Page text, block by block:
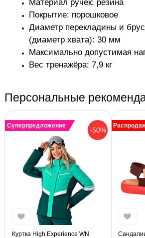
Покрытие: порошковое
Диаметр перекладины и
(диаметр хвата): 30 мм
Максимально допустимая
Вес тренажёра: 7,9 кг
Персональные
-50%
Суперпредложение
Куртка High Experience WN